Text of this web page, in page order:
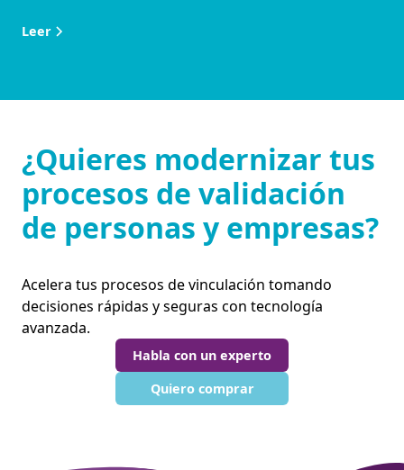
Leer
¿Quieres modernizar tus
procesos de validación
de personas y empresas?
Acelera tus procesos de vinculación tomando
decisiones rápidas y seguras con tecnología
avanzada.
Habla con un experto
Quiero comprar